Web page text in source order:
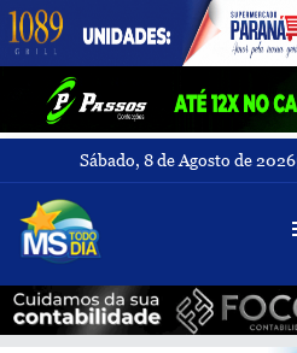
Sábado, 8 de Agosto de 2026
Fechar Menu
Últimas
notícias
Galeria
de
fotos